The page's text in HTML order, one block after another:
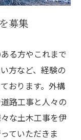
募集
る方やこれまで
方など、経験の
おります。外構
路工事と人々の
な土木工事を伊
ていただきま